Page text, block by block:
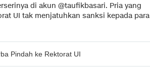
di akun @taufikbasari. Pria yang
UI tak menjatuhkan sanksi kepada para
Pindah ke Rektorat UI